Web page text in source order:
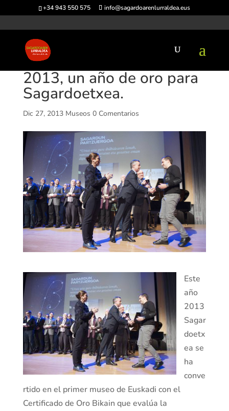
+34 943 550 575 info@sagardoarenlurraldea.eus
2013, un año de oro para
Sagardoetxea.
Dic 27, 2013 Museos 0 Comentarios
Este
año
2013
Sagar
doetx
ea se
ha
conve
rtido en el primer museo de Euskadi con el
Certificado de Oro Bikain que evalúa la